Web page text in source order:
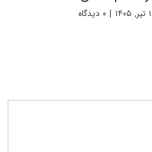
۱ تیر, ۱۴۰۵ | ۰ دیدگاه